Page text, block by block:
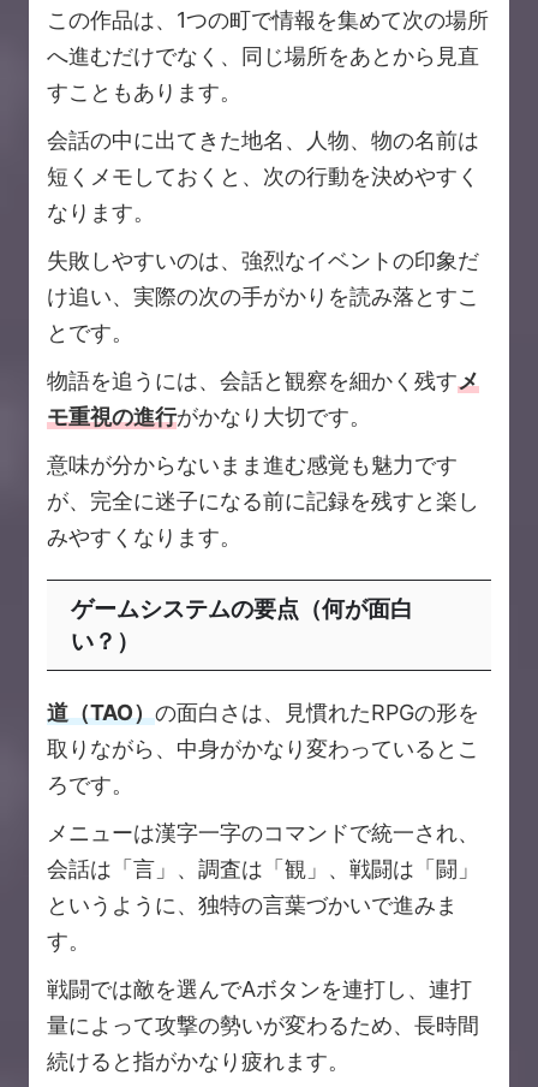
この作品は、1つの町で情報を集めて次の場所
へ進むだけでなく、同じ場所をあとから見直
すこともあります。
会話の中に出てきた地名、人物、物の名前は
短くメモしておくと、次の行動を決めやすく
なります。
失敗しやすいのは、強烈なイベントの印象だ
け追い、実際の次の手がかりを読み落とすこ
とです。
物語を追うには、会話と観察を細かく残すメ
モ重視の進行がかなり大切です。
意味が分からないまま進む感覚も魅力です
が、完全に迷子になる前に記録を残すと楽し
みやすくなります。
ゲームシステムの要点（何が面白
い？）
道（TAO）の面白さは、見慣れたRPGの形を
取りながら、中身がかなり変わっているとこ
ろです。
メニューは漢字一字のコマンドで統一され、
会話は「言」、調査は「観」、戦闘は「闘」
というように、独特の言葉づかいで進みま
す。
戦闘では敵を選んでAボタンを連打し、連打
量によって攻撃の勢いが変わるため、長時間
続けると指がかなり疲れます。